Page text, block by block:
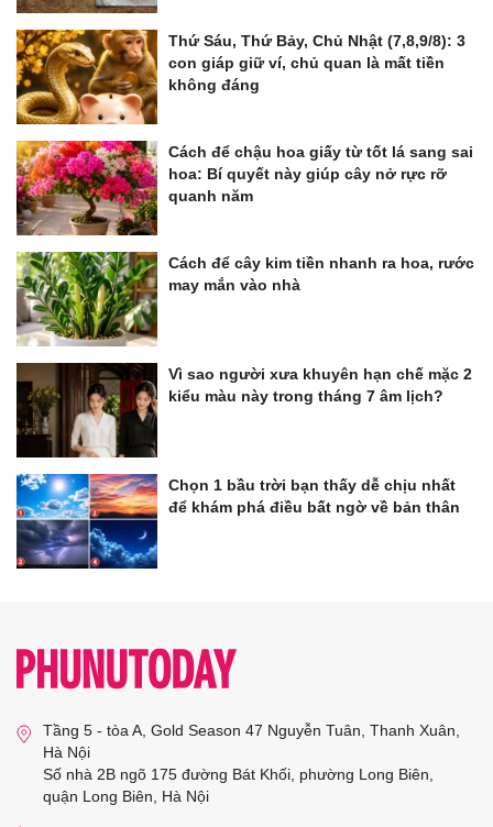
Thứ Sáu, Thứ Bảy, Chủ Nhật (7,8,9/8): 3
con giáp giữ ví, chủ quan là mất tiền
không đáng
Cách để chậu hoa giấy từ tốt lá sang sai
hoa: Bí quyết này giúp cây nở rực rỡ
quanh năm
Cách để cây kim tiền nhanh ra hoa, rước
may mắn vào nhà
Vì sao người xưa khuyên hạn chế mặc 2
kiểu màu này trong tháng 7 âm lịch?
Chọn 1 bầu trời bạn thấy dễ chịu nhất
để khám phá điều bất ngờ về bản thân
Tầng 5 - tòa A, Gold Season 47 Nguyễn Tuân, Thanh Xuân,
Hà Nội
Số nhà 2B ngõ 175 đường Bát Khối, phường Long Biên,
quận Long Biên, Hà Nội